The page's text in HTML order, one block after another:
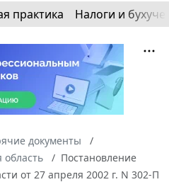
практика Налоги и
документы
область
Постановление
от 27 апреля 2002 г. N 302-П